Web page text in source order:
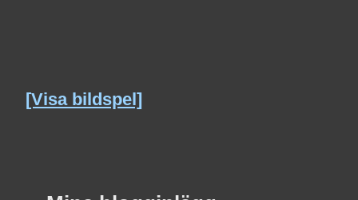
[Visa bildspel]